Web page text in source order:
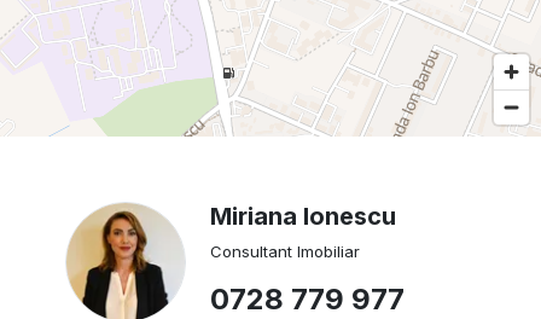
Miriana Ionescu
Consultant Imobiliar
0728 779 977